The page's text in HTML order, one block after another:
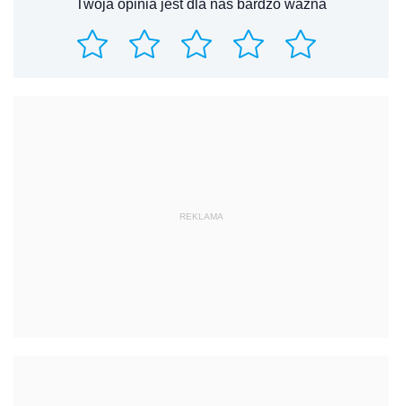
Twoja opinia jest dla nas bardzo ważna
REKLAMA